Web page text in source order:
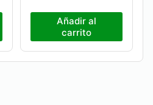
Añadir al
carrito